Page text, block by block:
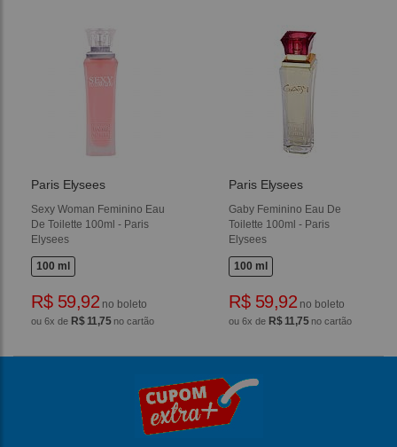
Paris Elysees
Sexy Woman Feminino Eau
De Toilette 100ml - Paris
Elysees
100 ml
R$ 59,92 no boleto
ou 6x de R$ 11,75no cartão
Paris Elysees
Gaby Feminino Eau De
Toilette 100ml - Paris
Elysees
100 ml
R$ 59,92 no boleto
ou 6x de R$ 11,75no cartão